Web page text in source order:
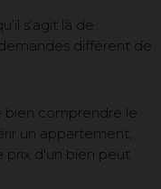
s’agit là de
diffèrent de
bien comprendre le
un appartement,
prix d'un bien peut